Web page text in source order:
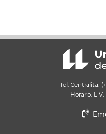
Tel. Centralita:
Horario: L-